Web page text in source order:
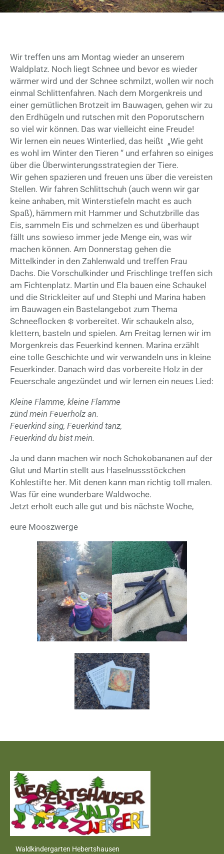
Wir treffen uns am Montag wieder an unserem
Waldplatz. Noch liegt Schnee und bevor es wieder
wärmer wird und der Schnee schmilzt, wollen wir noch
einmal Schlittenfahren. Nach dem Morgenkreis und
einer gemütlichen Brotzeit im Bauwagen, gehen wir zu
den Erdhügeln und rutschen mit den Poporutschern
so viel wir können. Das war vielleicht eine Freude!
Wir lernen ein neues Winterlied, das heißt „Wie geht
es wohl im Winter den Tieren “ und erfahren so einiges
über die Überwinterungsstrategien der Tiere.
Wir gehen spazieren und freuen uns über die vereisten
Stellen. Wir fahren Schlittschuh (auch wenn wir gar
keine anhaben, mit Winterstiefeln macht es auch
Spaß), hämmern mit Hammer und Schutzbrille das
Eis, sammeln Eis und schmelzen es und überhaupt
fällt uns sowieso immer jede Menge ein, was wir
machen können. Am Donnerstag gehen die
Mittelkinder in den Zahlenwald und treffen Frau
Dachs. Die Vorschulkinder und Frischlinge treffen sich
am Fichtenplatz. Martin und Ela bauen eine Schaukel
und die Strickleiter auf und Stephi und Marina haben
im Bauwagen ein Bastelangebot zum Thema
Schneeflocken ❄️ vorbereitet. Wir schaukeln also,
klettern, basteln und spielen. Am Freitag lernen wir im
Morgenkreis das Feuerkind kennen. Marina erzählt
eine tolle Geschichte und wir verwandeln uns in kleine
Feuerkinder. Danach wird das vorbereite Holz in der
Feuerschale angezündet und wir lernen ein neues Lied:
Kleine Flamme, kleine Flamme
zünd mein Feuerholz an.
Feuerkind sing, Feuerkind tanz,
Feuerkind du bist mein.
Ja und dann machen wir noch Schokobananen auf der
Glut und Martin stellt aus Haselnussstöckchen
Kohlestifte her. Mit denen kann man richtig toll malen.
Was für eine wunderbare Waldwoche.
Jetzt erholt euch alle gut und bis nächste Woche,
eure Mooszwerge
Waldkindergarten Hebertshausen